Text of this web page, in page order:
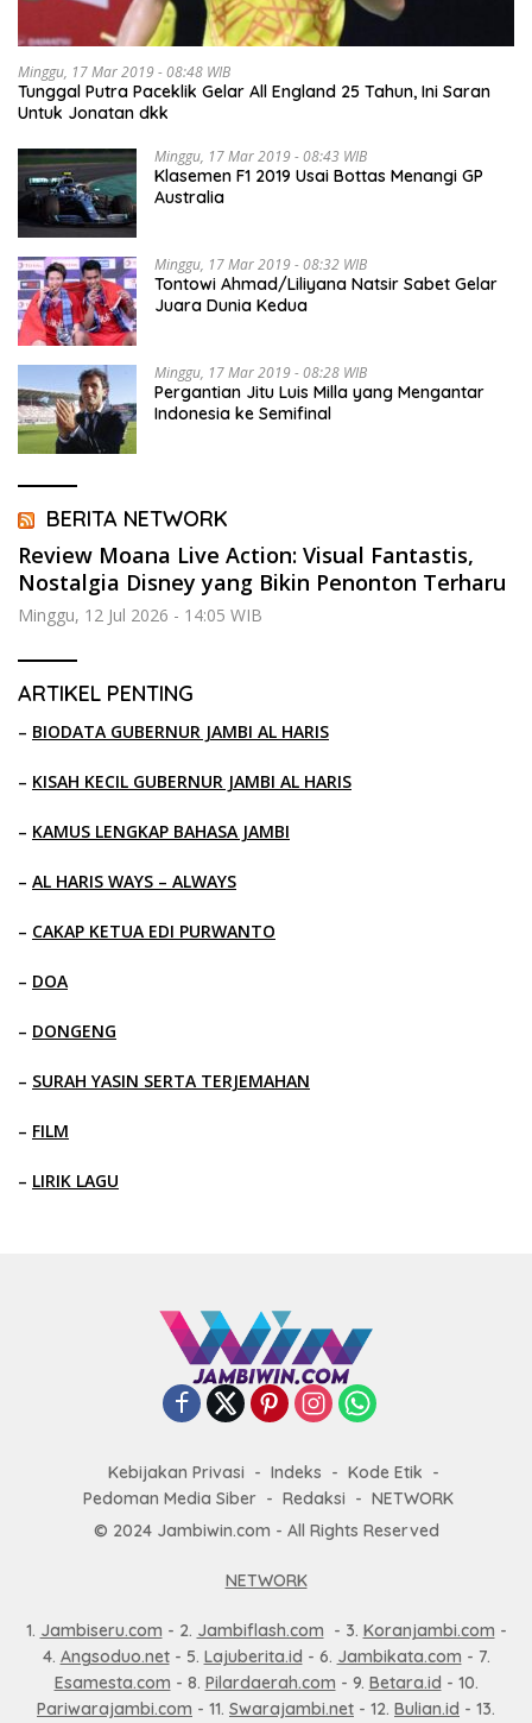
Minggu, 17 Mar 2019 - 08:48 WIB
Tunggal Putra Paceklik Gelar All England 25 Tahun, Ini Saran
Untuk Jonatan dkk
Minggu, 17 Mar 2019 - 08:43 WIB
Klasemen F1 2019 Usai Bottas Menangi GP
Australia
Minggu, 17 Mar 2019 - 08:32 WIB
Tontowi Ahmad/Liliyana Natsir Sabet Gelar
Juara Dunia Kedua
Minggu, 17 Mar 2019 - 08:28 WIB
Pergantian Jitu Luis Milla yang Mengantar
Indonesia ke Semifinal
BERITA NETWORK
Review Moana Live Action: Visual Fantastis,
Nostalgia Disney yang Bikin Penonton Terharu
Minggu, 12 Jul 2026 - 14:05 WIB
ARTIKEL PENTING
– BIODATA GUBERNUR JAMBI AL HARIS
– KISAH KECIL GUBERNUR JAMBI AL HARIS
– KAMUS LENGKAP BAHASA JAMBI
– AL HARIS WAYS – ALWAYS
– CAKAP KETUA EDI PURWANTO
– DOA
– DONGENG
– SURAH YASIN SERTA TERJEMAHAN
– FILM
– LIRIK LAGU
Kebijakan Privasi Indeks
Kode Etik
Pedoman Media Siber
Redaksi
NETWORK
© 2024 Jambiwin.com - All Rights Reserved
NETWORK
1. Jambiseru.com - 2. Jambiflash.com - 3. Koranjambi.com -
4. Angsoduo.net- 5. Lajuberita.id - 6. Jambikata.com - 7.
Esamesta.com - 8. Pilardaerah.com - 9. Betara.id - 10.
Pariwarajambi.com - 11. Swarajambi.net - 12. Bulian.id - 13.